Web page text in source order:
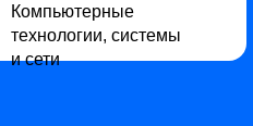
Компьютерные
технологии, системы
и сети